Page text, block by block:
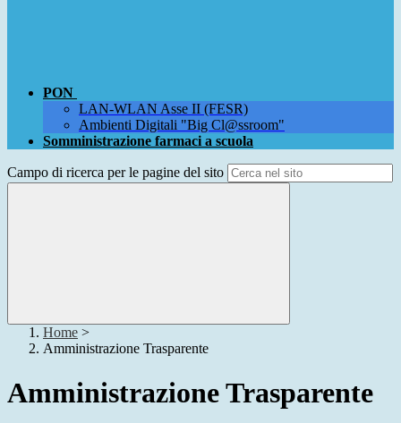
PON
LAN-WLAN Asse II (FESR)
Ambienti Digitali "Big Cl@ssroom"
Somministrazione farmaci a scuola
Campo di ricerca per le pagine del sito
Home >
Amministrazione Trasparente
Amministrazione Trasparente